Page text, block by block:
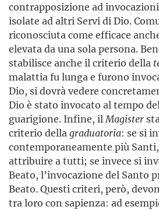
contrapposizione ad
isolate ad altri Servi di Dio.
riconosciuta come efficace
elevata da una sola persona.
stabilisce anche il criterio della
malattia fu lunga e furono
Dio, si dovrà vedere
Dio è stato invocato al tempo
guarigione. Infine, il Magister
criterio della graduatoria: se si
contemporaneamente più
attribuire a tutti; se invece si
Beato, l’invocazione del Santo
Beato. Questi criteri, però,
tra loro con sapienza: ad